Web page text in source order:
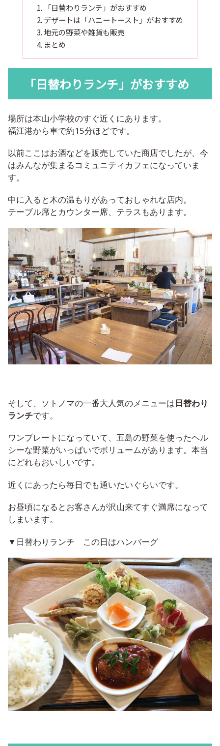
「日替わりランチ」がおすすめ
デザートは「ハニートースト」がおすすめ
地元の野菜や雑貨も販売
まとめ
「日替わりランチ」がおすすめ
場所は本山小学校のすぐ近くにあります。
福江港から車で約15分ほどです。
以前ここはお酒などを販売していた商店でしたが、今
はみんなが集まるコミュニティカフェになっていま
す。
中に入ると木の温もりがあっておしゃれな店内。
テーブル席とカウンター席、テラスもあります。
そして、ソトノマの一番大人気のメニューは日替わり
ランチです。
ワンプレートになっていて、五島の野菜を使ったヘル
シーな野菜がいっぱいでボリュームがあります。本当
にどれもおいしいです。
近くにあったら毎日でも通いたいぐらいです。
お昼頃になるとお客さんが沢山来てすぐ満席になって
しまいます。
▼日替わりランチ この日はハンバーグ